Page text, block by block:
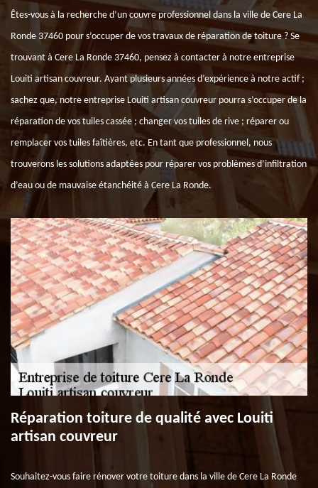
Êtes-vous à la recherche d’un couvre professionnel dans la ville de Cere La
Ronde 37460 pour s’occuper de vos travaux de réparation de toiture ? Se
trouvant à Cere La Ronde 37460, pensez à contacter à notre entreprise
Louiti artisan couvreur. Ayant plusieurs années d’expérience à notre actif ;
sachez que, notre entreprise Louiti artisan couvreur pourra s’occuper de la
réparation de vos tuiles cassée ; changer vos tuiles de rive ; réparer ou
remplacer vos tuiles faîtières, etc. En tant que professionnel, nous
trouverons les solutions adaptées pour réparer vos problèmes d’infiltration
d’eau ou de mauvaise étanchéité à Cere La Ronde.
Réparation toiture de qualité avec Louiti
artisan couvreur
Souhaitez-vous faire rénover votre toiture dans la ville de Cere La Ronde